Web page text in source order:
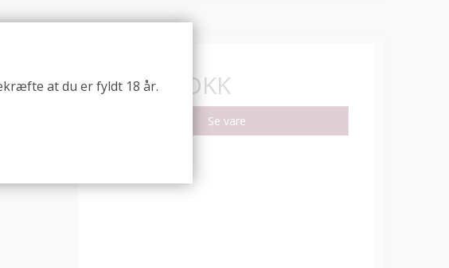
249,00 DKK
Se vare
at du er fyldt 18 år.